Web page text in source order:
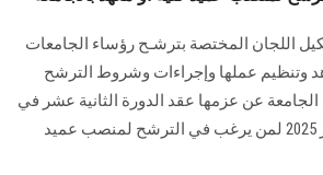
الزائـرون
سجل الان
اللجان المختصة بترشـح رؤساء الجامعات
وتنظيم ‏عملها وإجراءات وشروط الترشح
الجامعة عن عزمها عقد الدورة الثانية عشر في
الفترة من 11 - 13 فبراير 2025 لمن يرغب في الترشح لمنصب ‏عميد